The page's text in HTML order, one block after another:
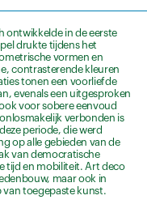
ontwikkelde in de eerste
drukte tijdens het
vormen en
contrasterende kleuren
tonen een voorliefde
evenals een uitgesproken
voor sobere eenvoud
verbonden is
periode, die werd
op alle gebieden van de
van democratische
tijd en mobiliteit. Art deco
maar ook in
van toegepaste kunst.